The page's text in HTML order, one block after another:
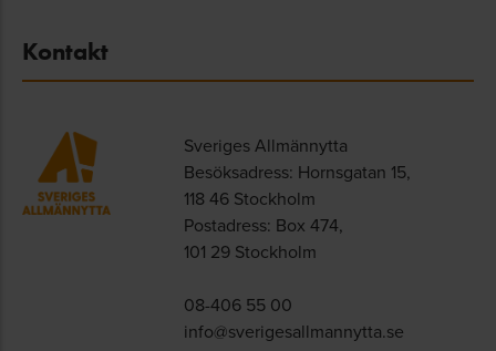
Kontakt
Sveriges Allmännytta
Besöksadress: Hornsgatan 15,
118 46 Stockholm
Postadress: Box 474,
101 29 Stockholm
08-406 55 00
info@sverigesallmannytta.se